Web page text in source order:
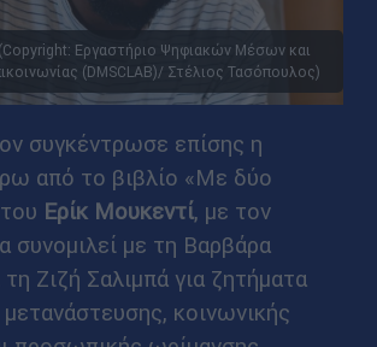
Εργαστήριο Ψηφιακών Μέσων και
(DMSCLAB)/ Στέλιος Τασόπουλος)
συγκέντρωσε επίσης η
από το βιβλίο «Με δύο
Ερίκ Μουκεντί, με τον
συνομιλεί με τη Βαρβάρα
Ζιζή Σαλιμπά για ζητήματα
μετανάστευσης, κοινωνικής